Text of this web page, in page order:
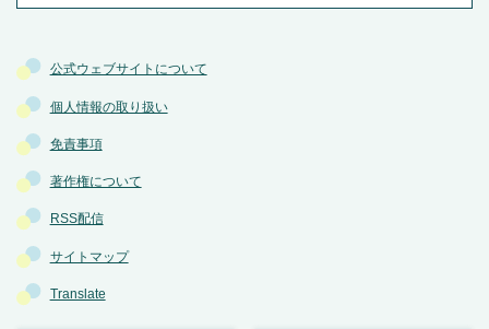
公式ウェブサイトについて
個人情報の取り扱い
免責事項
著作権について
RSS配信
サイトマップ
Translate